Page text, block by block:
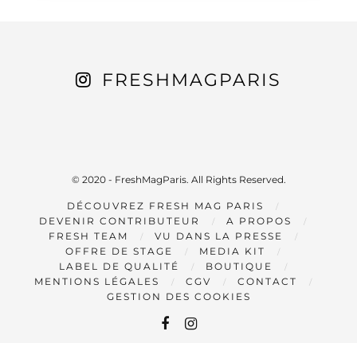
FRESHMAGPARIS
© 2020 - FreshMagParis. All Rights Reserved.
DÉCOUVREZ FRESH MAG PARIS
DEVENIR CONTRIBUTEUR
A PROPOS
FRESH TEAM
VU DANS LA PRESSE
OFFRE DE STAGE
MEDIA KIT
LABEL DE QUALITÉ
BOUTIQUE
MENTIONS LÉGALES
CGV
CONTACT
GESTION DES COOKIES